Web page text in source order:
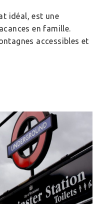
idéal, est une
en famille.
accessibles et